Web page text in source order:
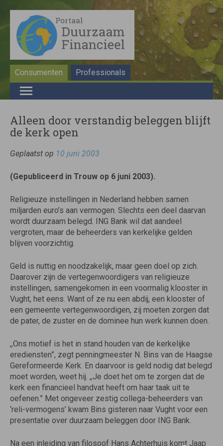
Consumenten Professionals
Alleen door verstandig beleggen blijft
de kerk open
Geplaatst op 10 juni 2003
(Gepubliceerd in Trouw op 6 juni 2003).
Religieuze instellingen in Nederland hebben samen
miljarden euro’s aan vermogen. Slechts een deel daarvan
wordt duurzaam belegd. ING Bank wil dat aandeel
vergroten, maar de beheerders van kerkelijke gelden
blijven voorzichtig.
Geld is nuttig en noodzakelijk, maar geen doel op zich.
Daarover zijn de vertegenwoordigers van religieuze
instellingen, samengekomen in een voormalig klooster in
Vught, het eens. Want of ze nu een abdij, een klooster of
een gemeente vertegenwoordigen, zij moeten zorgen dat
de pater, de zuster en de dominee hun werk kunnen doen.
,,Ons motief is het in stand houden van de kerkelijke
erediensten”, zegt penningmeester N. Bins van de Haagse
Gereformeerde Kerk. En daarvoor is geld nodig dat belegd
moet worden, weet hij. ,,Je doet het om te zorgen dat de
kerk een financieel handvat heeft om haar taak uit te
oefenen.” Met ongeveer zestig collega-beheerders van
‘reli-vermogens’ kwam Bins gisteren naar Vught voor een
presentatie over duurzaam beleggen door ING Bank.
Na een inleiding van filosoof Hans Achterhuis komt Jaap